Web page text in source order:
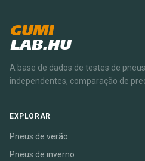
GUMI
LAB.HU
A base de dados de testes de
independentes, comparação de
EXPLORAR
Pneus de verão
Pneus de inverno